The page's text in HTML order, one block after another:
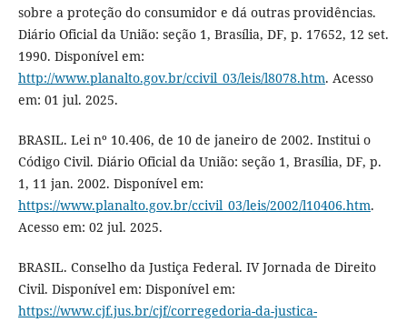
sobre a proteção do consumidor e dá outras providências.
Diário Oficial da União: seção 1, Brasília, DF, p. 17652, 12 set.
1990. Disponível em:
http://www.planalto.gov.br/ccivil_03/leis/l8078.htm. Acesso
em: 01 jul. 2025.
BRASIL. Lei nº 10.406, de 10 de janeiro de 2002. Institui o
Código Civil. Diário Oficial da União: seção 1, Brasília, DF, p.
1, 11 jan. 2002. Disponível em:
https://www.planalto.gov.br/ccivil_03/leis/2002/l10406.htm.
Acesso em: 02 jul. 2025.
BRASIL. Conselho da Justiça Federal. IV Jornada de Direito
Civil. Disponível em: Disponível em:
https://www.cjf.jus.br/cjf/corregedoria-da-justica-